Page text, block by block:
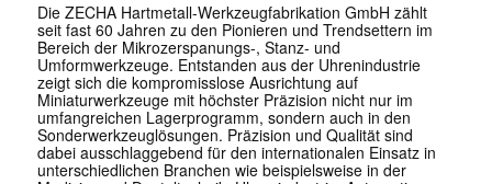
Die ZECHA Hartmetall-Werkzeugfabrikation GmbH zählt
seit fast 60 Jahren zu den Pionieren und Trendsettern im
Bereich der Mikrozerspanungs-, Stanz- und
Umformwerkzeuge. Entstanden aus der Uhrenindustrie
zeigt sich die kompromisslose Ausrichtung auf
Miniaturwerkzeuge mit höchster Präzision nicht nur im
umfangreichen Lagerprogramm, sondern auch in den
Sonderwerkzeuglösungen. Präzision und Qualität sind
dabei ausschlaggebend für den internationalen Einsatz in
unterschiedlichen Branchen wie beispielsweise in der